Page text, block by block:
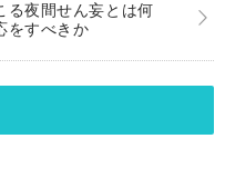
る夜間せん妄とは何
をすべきか